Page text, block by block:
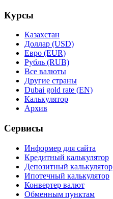
Курсы
Казахстан
Доллар (USD)
Евро (EUR)
Рубль (RUB)
Все валюты
Другие страны
Dubai gold rate (EN)
Калькулятор
Архив
Сервисы
Информер для сайта
Кредитный калькулятор
Депозитный калькулятор
Ипотечный калькулятор
Конвертер валют
Обменным пунктам